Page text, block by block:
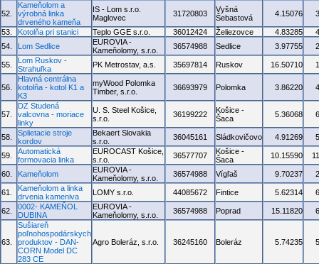
52.
Kameňolom a
výrobná linka
drveného kameňa
IS - Lom s.r.o.
Maglovec
31720803
Vyšná
Šebastová
4.15076
53. Kotolňa pri stanici Teplo GGE s.r.o. 36012424 Želiezovce 4.83285
54.
Lom Sedlice
EUROVIA -
Kameňolomy, s.r.o.
36574988 Sedlice 3.97755
55.
Lom Ruskov -
Strahuľka
PK Metrostav, a.s. 35697814 Ruskov 16.50710
56.
Hlavná centrálna
kotolňa - kotol K1 a
K3
myWood Polomka
Timber, s.r.o.
36693979 Polomka 3.86220
57.
DZ Studená
valcovna - moriace
linky
U. S. Steel Košice,
s.r.o.
36199222
Košice -
Šaca
5.36068
58.
Splietacie stroje
kordov
Bekaert Slovakia
s.r.o.
36045161 Sládkovičovo 4.91269
59.
Automatická
formovacia linka
EUROCAST Košice,
s.r.o.
36577707
Košice -
Šaca
10.15590
60. Kameňolom
EUROVIA -
Kameňolomy, s.r.o.
36574988 Vígľaš 9.70237
61.
Kameňolom a linka
drvenia kameniva
LOMY s.r.o. 44085672 Fintice 5.62314
62.
0002- KAMEŇOL
DUBINA
EUROVIA -
Kameňolomy, s.r.o.
36574988 Poprad 15.11820
63.
Sušiareň
poľnohospodárskych
produktov - DAN-
CORN Model DC
283 CE
Agro Boleráz, s.r.o. 36245160 Boleráz 5.74235